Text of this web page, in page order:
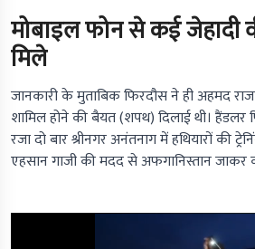
मोबाइल फोन से कई जेहादी
मिले
जानकारी के मुताबिक फिरदौस ने ही अहमद
शामिल होने की बैयत (शपथ) दिलाई थी।
रजा दो बार श्रीनगर अनंतनाग में हथियारों की
एहसान गाजी की मदद से अफगानिस्तान जाकर